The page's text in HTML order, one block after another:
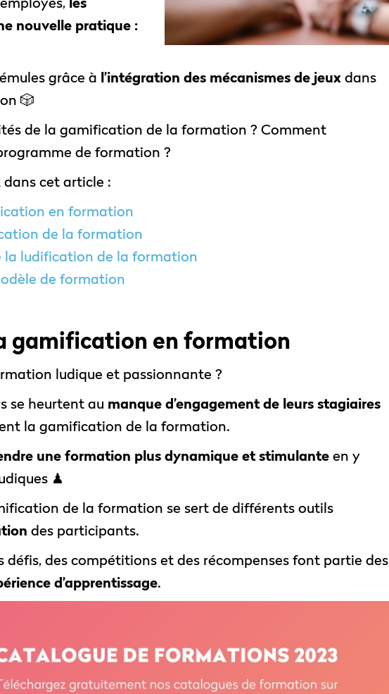
nouvelle pratique :
grâce à l’intégration des mécanismes de jeuxdans
🎲
de la gamification de la formation ? Comment
de formation ?
dans cet article :
en formation
de la formation
la ludification de la formation
de formation
gamification en formation
ludique et passionnante ?
se heurtent au manque d’engagement de leurs stagiaires
la gamification de la formation.
une formation plus dynamique et stimulante en y
♟
de la formation se sert de différents outils
des participants.
défis, des compétitions et des récompenses font partie des
d’apprentissage.